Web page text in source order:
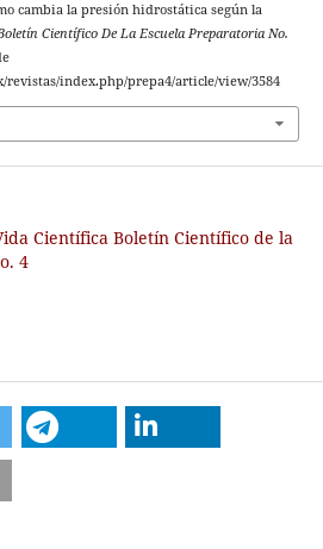
cambia la presión hidrostática según la
Científico De La Escuela Preparatoria No.
revistas/index.php/prepa4/article/view/3584
Científica Boletín Científico de la
4